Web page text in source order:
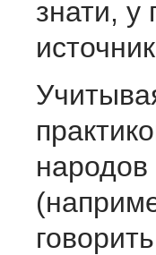
знати, у